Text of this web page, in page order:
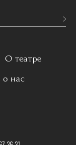
О театре
История
о нас